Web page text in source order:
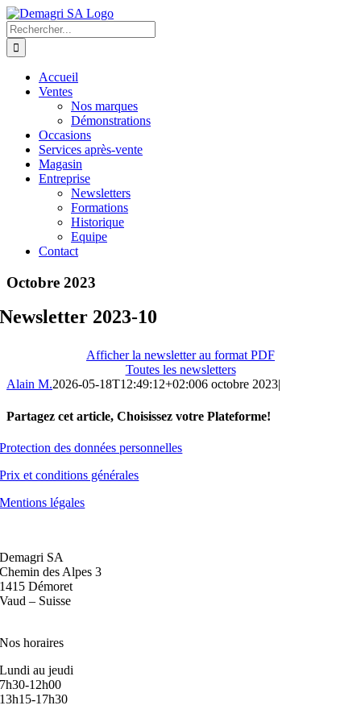
Passer
au
contenu
Rechercher:
Accueil
Ventes
Nos marques
Démonstrations
Occasions
Services après-vente
Magasin
Entreprise
Newsletters
Formations
Historique
Equipe
Contact
Octobre 2023
Newsletter 2023-10
Afficher la newsletter au format PDF
Toutes les newsletters
Alain M.2026-05-18T12:49:12+02:006 octobre 2023|
Partagez cet article, Choisissez votre Plateforme!
Facebook
X
Reddit
LinkedIn
WhatsApp
Telegram
Tumblr
Pinterest
Vk
Xing
Email
Protection des données personnelles
Prix et conditions générales
Mentions légales
Demagri SA
Chemin des Alpes 3
1415 Démoret
Vaud – Suisse
Nos horaires
Lundi au jeudi
7h30-12h00
13h15-17h30